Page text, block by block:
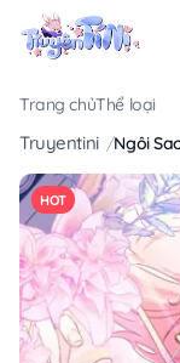
Trang chủThể loại
Truyentini Ngôi
HOT